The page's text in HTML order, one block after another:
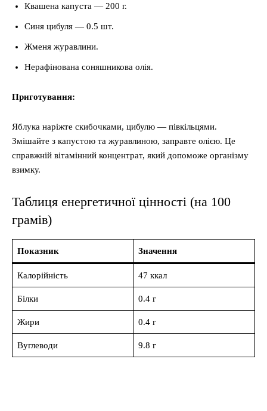
Квашена капуста — 200 г.
Синя цибуля — 0.5 шт.
Жменя журавлини.
Нерафінована соняшникова олія.
Приготування:
Яблука наріжте скибочками, цибулю — півкільцями.
Змішайте з капустою та журавлиною, заправте олією. Це
справжній вітамінний концентрат, який допоможе організму
взимку.
Таблиця енергетичної цінності (на 100
грамів)
Показник Значення
Калорійність 47 ккал
Білки 0.4 г
Жири 0.4 г
Вуглеводи 9.8 г